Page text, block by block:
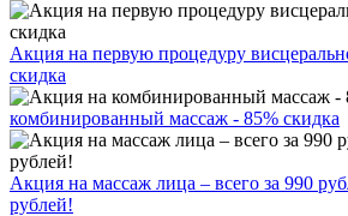
Акция на первую процедуру
скидка
комбинированный массаж - 85% скидка
Акция на массаж лица – всего за 990
рублей!